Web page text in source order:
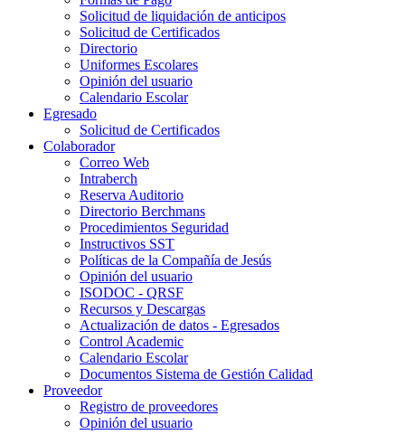
Solicitud de liquidación de anticipos
Solicitud de Certificados
Directorio
Uniformes Escolares
Opinión del usuario
Calendario Escolar
Egresado
Solicitud de Certificados
Colaborador
Correo Web
Intraberch
Reserva Auditorio
Directorio Berchmans
Procedimientos Seguridad
Instructivos SST
Políticas de la Compañía de Jesús
Opinión del usuario
ISODOC - QRSF
Recursos y Descargas
Actualización de datos - Egresados
Control Academic
Calendario Escolar
Documentos Sistema de Gestión Calidad
Proveedor
Registro de proveedores
Opinión del usuario